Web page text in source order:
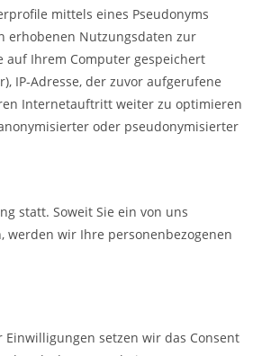
mittels eines Pseudonyms
erhobenen Nutzungsdaten zur
auf Ihrem Computer gespeichert
IP-Adresse, der zuvor aufgerufene
Internetauftritt weiter zu optimieren
oder pseudonymisierter
statt. Soweit Sie ein von uns
werden wir Ihre personenbezogenen
Einwilligungen setzen wir das Consent